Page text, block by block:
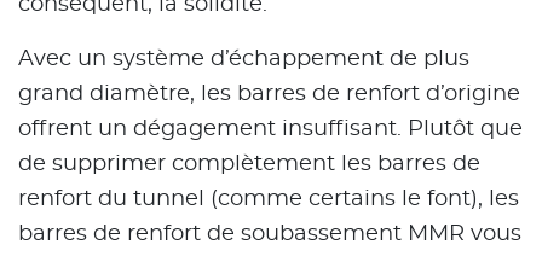
conséquent, la solidité.
Avec un système d’échappement de plus
grand diamètre, les barres de renfort d’origine
offrent un dégagement insuffisant. Plutôt que
de supprimer complètement les barres de
renfort du tunnel (comme certains le font), les
barres de renfort de soubassement MMR vous